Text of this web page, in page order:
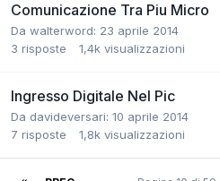
Comunicazione Tra Piu Micro
Da walterword: 23 aprile 2014
3 risposte 1,4k visualizzazioni
Ingresso Digitale Nel Pic
Da davideversari: 10 aprile 2014
7 risposte 1,8k visualizzazioni